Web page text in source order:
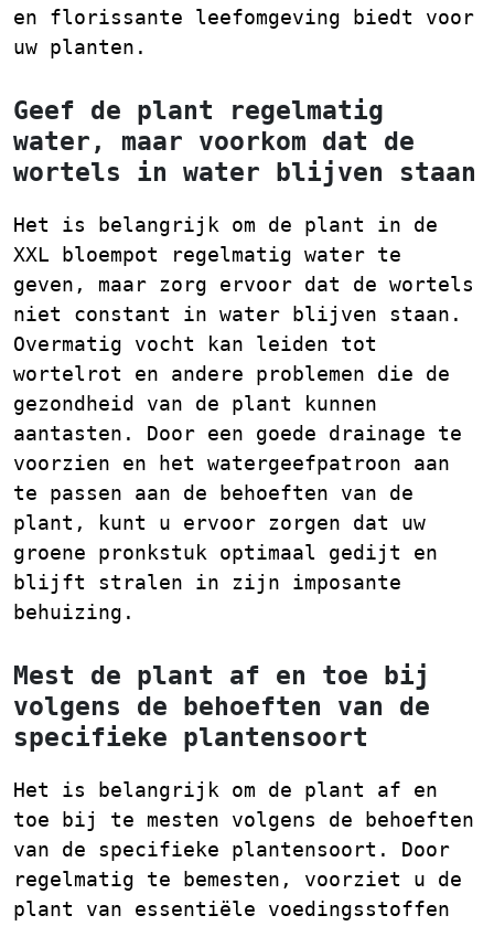
en florissante leefomgeving biedt voor
uw planten.
Geef de plant regelmatig
water, maar voorkom dat de
wortels in water blijven staan
Het is belangrijk om de plant in de
XXL bloempot regelmatig water te
geven, maar zorg ervoor dat de wortels
niet constant in water blijven staan.
Overmatig vocht kan leiden tot
wortelrot en andere problemen die de
gezondheid van de plant kunnen
aantasten. Door een goede drainage te
voorzien en het watergeefpatroon aan
te passen aan de behoeften van de
plant, kunt u ervoor zorgen dat uw
groene pronkstuk optimaal gedijt en
blijft stralen in zijn imposante
behuizing.
Mest de plant af en toe bij
volgens de behoeften van de
specifieke plantensoort
Het is belangrijk om de plant af en
toe bij te mesten volgens de behoeften
van de specifieke plantensoort. Door
regelmatig te bemesten, voorziet u de
plant van essentiële voedingsstoffen